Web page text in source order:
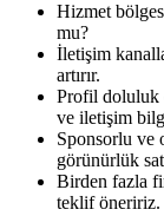
Hizmet
mu?
İletişim
artırır.
Profil doluluk
ve iletişim
Sponsorlu ve
görünürlük
Birden fazla
teklif öneririz.